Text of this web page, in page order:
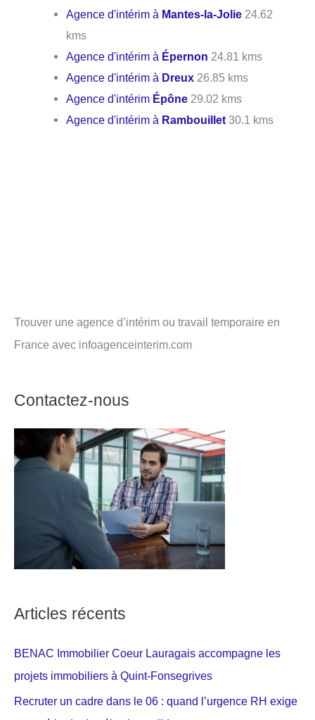
Agence d'intérim à Mantes-la-Jolie 24.62
kms
Agence d'intérim à Épernon 24.81 kms
Agence d'intérim à Dreux 26.85 kms
Agence d'intérim Épône 29.02 kms
Agence d'intérim à Rambouillet 30.1 kms
Trouver une agence d’intérim ou travail temporaire en
France avec infoagenceinterim.com
Contactez-nous
Articles récents
BENAC Immobilier Coeur Lauragais accompagne les
projets immobiliers à Quint-Fonsegrives
Recruter un cadre dans le 06 : quand l’urgence RH exige